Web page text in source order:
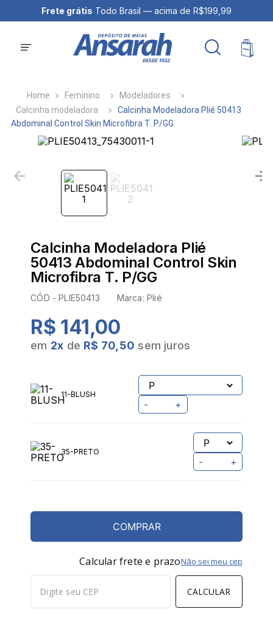
Frete grátis Todo Brasil — acima de R$199,99
Feminino
Modeladores
Calcinha modeladora
Calcinha Modeladora Plié 50413
Abdominal Control Skin Microfibra T. P/GG
Calcinha Modeladora Plié
50413 Abdominal Control Skin
Microfibra T. P/GG
CÓD -PLIE50413 Marca:Plié
R$ 141,00
em 2x de R$ 70,50 sem juros
11-BLUSH
- +
35-PRETO
- +
COMPRAR
Calcular frete e prazo
CALCULAR
Não sei meu cep